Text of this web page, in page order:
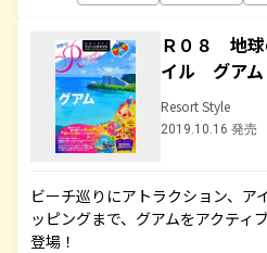
Ｒ０８ 地
イル グア
Resort Style
2019.10.16 発売
ビーチ巡りにアトラクション、ア
ッピングまで、グアムをアクティ
登場！